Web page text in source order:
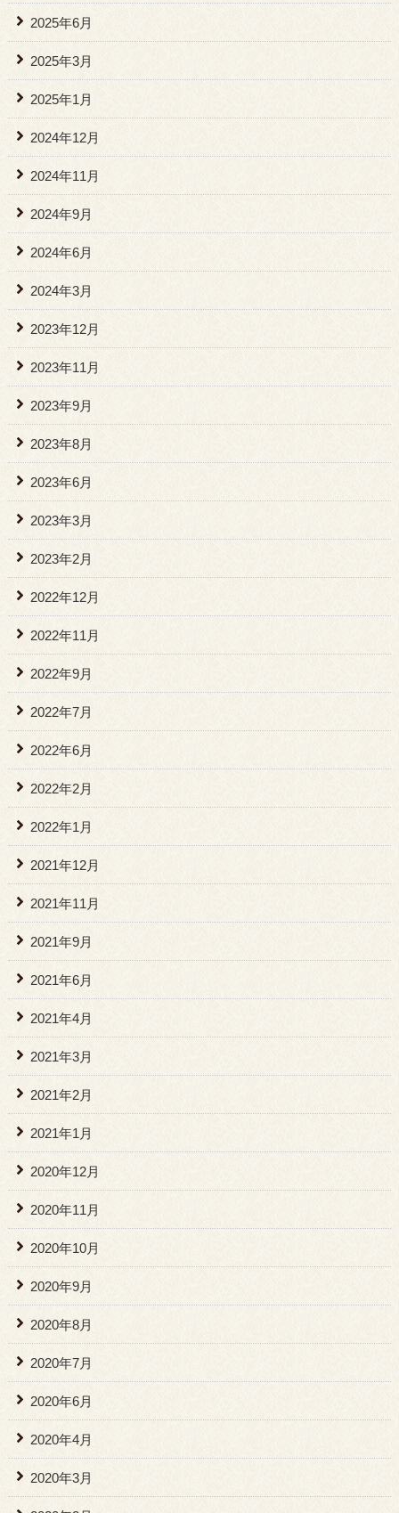
2025年6月
2025年3月
2025年1月
2024年12月
2024年11月
2024年9月
2024年6月
2024年3月
2023年12月
2023年11月
2023年9月
2023年8月
2023年6月
2023年3月
2023年2月
2022年12月
2022年11月
2022年9月
2022年7月
2022年6月
2022年2月
2022年1月
2021年12月
2021年11月
2021年9月
2021年6月
2021年4月
2021年3月
2021年2月
2021年1月
2020年12月
2020年11月
2020年10月
2020年9月
2020年8月
2020年7月
2020年6月
2020年4月
2020年3月